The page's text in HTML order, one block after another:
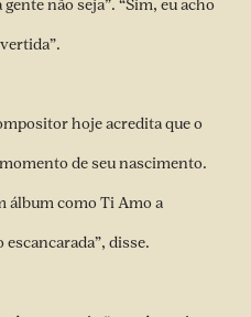
não seja”. “Sim, eu acho
hoje acredita que o
de seu nascimento.
álbum como Ti Amo a
disse.